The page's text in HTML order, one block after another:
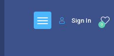
0
Sign In